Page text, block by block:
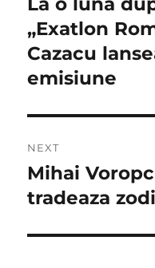
articole
post:
„Exatlon
Cazacu
emisiune
NEXT
Next
post:
Mihai
tradeaza